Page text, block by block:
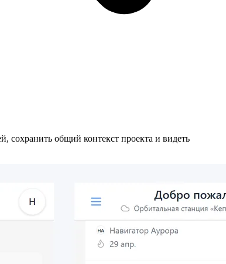
сохранить общий контекст проекта и видеть